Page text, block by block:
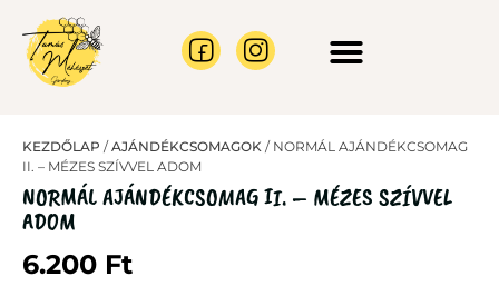
KEZDŐLAP /AJÁNDÉKCSOMAGOK / NORMÁL AJÁNDÉKCSOMAG
II. – MÉZES SZÍVVEL ADOM
NORMÁL AJÁNDÉKCSOMAG II. – MÉZES SZÍVVEL
ADOM
6.200 Ft